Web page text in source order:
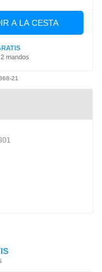
A LA CESTA
mandos
21